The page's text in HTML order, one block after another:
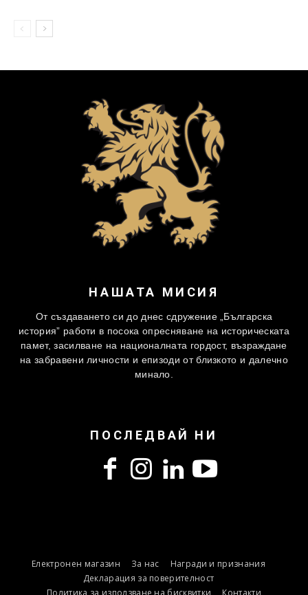
НАШАТА МИСИЯ
От създаването си до днес сдружение „Българска
история” работи в посока опресняване на историческата
памет, засилване на националната гордост, възраждане
на забравени личности и епизоди от близкото и далечно
минало.
ПОСЛЕДВАЙ НИ
Електронен магазин За нас
Награди и признания
Декларация за поверителност
Политика за използване на бисквитки
Контакти